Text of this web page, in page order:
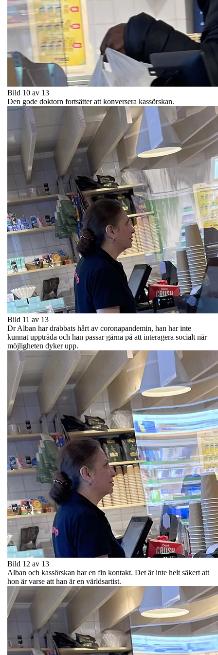
Bild 10 av 13
Den gode doktorn fortsätter att konversera kassörskan.
Bild 11 av 13
Dr Alban har drabbats hårt av coronapandemin, han har inte
kunnat uppträda och han passar gärna på att interagera socialt när
möjligheten dyker upp.
Bild 12 av 13
Alban och kassörskan har en fin kontakt. Det är inte helt säkert att
hon är varse att han är en världsartist.